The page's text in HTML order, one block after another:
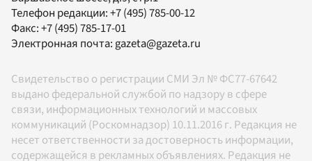
Телефон редакции:+7 (495) 785-00-12
Факс:+7 (495) 785-17-01
Электронная почта:gazeta@gazeta.ru
Свидетельство о регистрации СМИ Эл № ФС77-67642
выдано федеральной службой по надзору в сфере
связи, информационных технологий и массовых
коммуникаций (Роскомнадзор) 10.11.2016 г. Редакция не
несет ответственности за достоверность информации,
содержащейся в рекламных объявлениях. Редакция не